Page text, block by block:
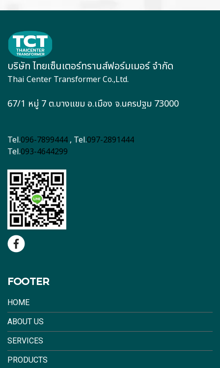
บริษัท ไทยเซ็นเตอร์ทรานส์ฟอร์มเมอร์ จำกัด
Thai Center Transformer Co.,Ltd.
67/1 หมู่ 7 ต.บางแขม อ.เมือง จ.นครปฐม 73000
Tel.096-7899444, Tel.097-2891444
Tel.093-4644299
FOOTER
HOME
ABOUT US
SERVICES
PRODUCTS